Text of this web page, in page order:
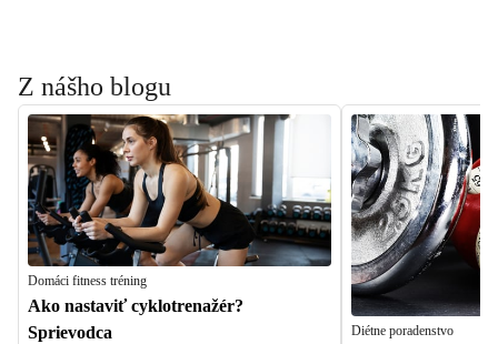
Z nášho blogu
Domáci fitness tréning
Ako nastaviť cyklotrenažér?
Sprievodca
Diétne poradenstvo